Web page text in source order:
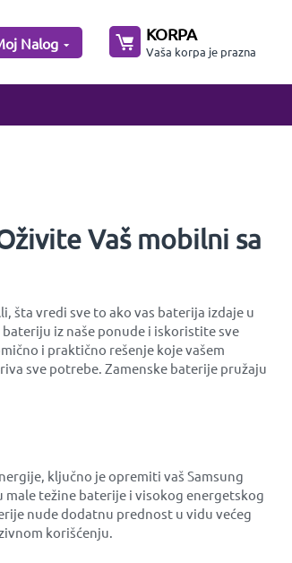
Nalog KORPA
Vaša korpa je prazna
Vaš mobilni sa
šta vredi sve to ako vas baterija izdaje u
iz naše ponude i iskoristite sve
i praktično rešenje koje vašem
sve potrebe. Zamenske baterije pružaju
ključno je opremiti vaš Samsung
težine baterije i visokog energetskog
nude dodatnu prednost u vidu većeg
korišćenju.